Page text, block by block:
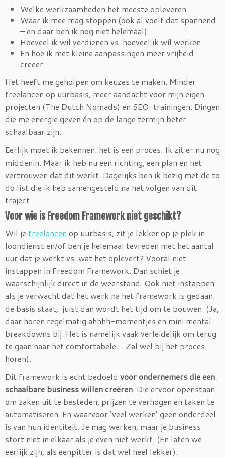
Welke werkzaamheden het meeste opleveren
Waar ik mee mag stoppen (ook al voelt dat spannend
– en daar ben ik nog niet helemaal)
Hoeveel ik wil verdienen vs. hoeveel ik wíl werken
En hoe ik met kleine aanpassingen meer vrijheid
creëer
Het heeft me geholpen om keuzes te maken. Minder
freelancen op uurbasis, meer aandacht voor mijn eigen
projecten (The Dutch Nomads) en SEO-trainingen. Dingen
die me energie geven én op de lange termijn beter
schaalbaar zijn.
Eerlijk moet ik bekennen: het is een proces. Ik zit er nu nog
middenin. Maar ik heb nu een richting, een plan en het
vertrouwen dat dit werkt. Dagelijks ben ik bezig met de to
do list die ik heb samengesteld na het volgen van dit
traject.
Voor wie is Freedom Framework niet geschikt?
Wil je freelancen op uurbasis, zit je lekker op je plek in
loondienst en/of ben je helemaal tevreden met het aantal
uur dat je werkt vs. wat het oplevert? Vooral niet
instappen in Freedom Framework. Dan schiet je
waarschijnlijk direct in de weerstand. Ook niet instappen
als je verwacht dat het werk na het framework is gedaan:
de basis staat, juist dan wordt het tijd om te bouwen. (Ja,
daar horen regelmatig ahhhh-momentjes en mini mental
breakdowns bij. Het is namelijk vaak verleidelijk om terug
te gaan naar het comfortabele… Zal wel bij het proces
horen).
Dit framework is echt bedoeld voor ondernemers die een
schaalbare business willen creëren. Die ervoor openstaan
om zaken uit te besteden, prijzen te verhogen en taken te
automatiseren. En waarvoor ‘veel werken’ geen onderdeel
is van hun identiteit. Je mag werken, maar je business
stort niet in elkaar als je even niet werkt. (En laten we
eerlijk zijn, als eenpitter is dat wel heel lekker).